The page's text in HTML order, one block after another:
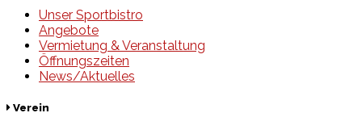
Unser Sportbistro
Angebote
Vermietung & Veranstaltung
Öffnungszeiten
News/Aktuelles
Verein